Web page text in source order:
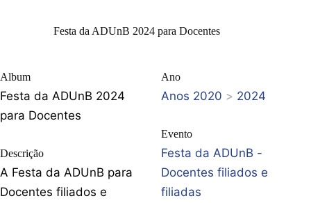
Festa da ADUnB 2024 para Docentes
Album
Festa da ADUnB 2024
para Docentes
Descrição
A Festa da ADUnB para
Docentes filiados e
Ano
Anos 2020 > 2024
Evento
Festa da ADUnB -
Docentes filiados e
filiadas